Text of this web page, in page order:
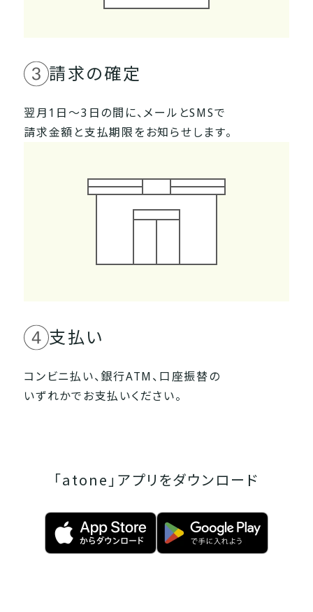
請求の確定
翌月1日～3日の間に、メールとSMSで
請求金額と支払期限をお知らせします。
支払い
コンビニ払い、銀行ATM、口座振替の
いずれかでお支払いください。
「atone」アプリをダウンロード